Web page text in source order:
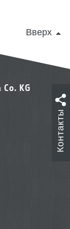
Вверх
Co. KG
Контакты